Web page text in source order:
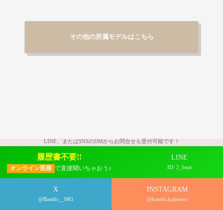
X
@Bambi__MG
INSTAGRAM
@bambi.hajimero
履歴書不要!!
オンライン面接 で直接聞いちゃおう♪
LINE
ID: 2_beat
LINE、またはSNSのDMからお問合せも受付可能です！
その他の所属モデルはこちら
ご質問